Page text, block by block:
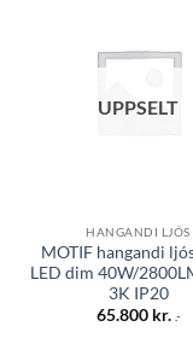
UPPSELT
HANGANDI LJÓS
MOTIF hangandi
LED dim 40W/
3K IP20
65.800 kr. .-